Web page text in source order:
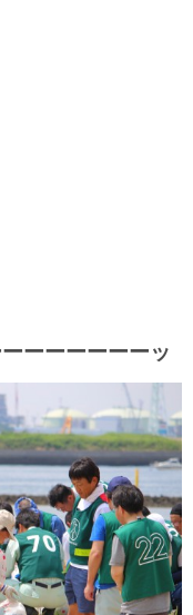
ーーーーーーッ